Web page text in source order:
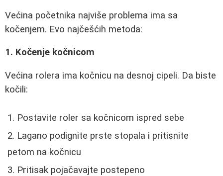
Većina početnika najviše problema ima sa
kočenjem. Evo najčešćih metoda:
1. Kočenje kočnicom
Većina rolera ima kočnicu na desnoj cipeli. Da biste
kočili:
Postavite roler sa kočnicom ispred sebe
Lagano podignite prste stopala i pritisnite
petom na kočnicu
Pritisak pojačavajte postepeno